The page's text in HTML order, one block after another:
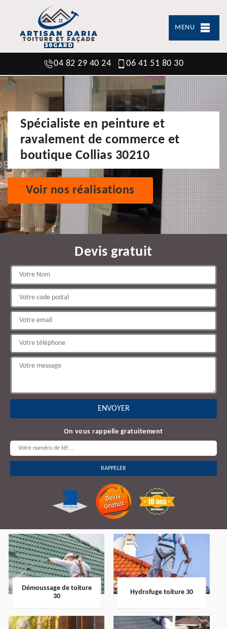
MENU
04 82 29 40 24 06 41 51 80 30
Spécialiste en peinture et
ravalement de commerce et
boutique Collias 30210
Voir nos réalisations
Devis gratuit
On vous rappelle gratuitement
Démoussage de toiture
30
Hydrofuge toiture 30